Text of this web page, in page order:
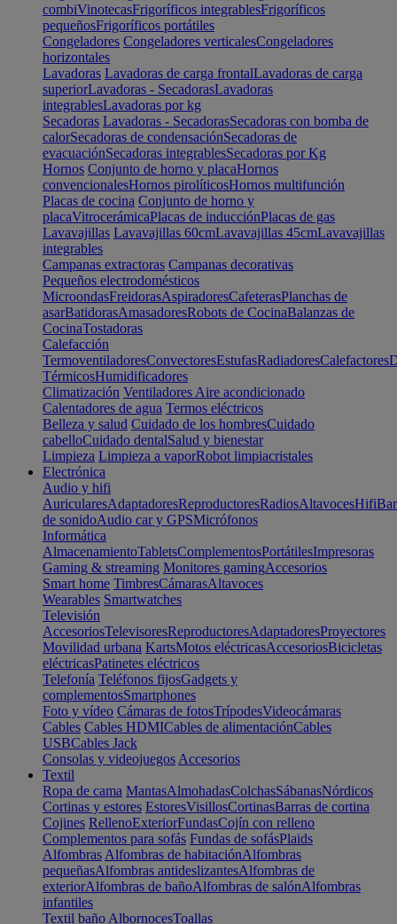
combiVinotecasFrigoríficos integrablesFrigoríficos
pequeñosFrigoríficos portátiles
Congeladores Congeladores verticalesCongeladores
horizontales
Lavadoras Lavadoras de carga frontalLavadoras de carga
superiorLavadoras - SecadorasLavadoras
integrablesLavadoras por kg
Secadoras Lavadoras - SecadorasSecadoras con bomba de
calorSecadoras de condensaciónSecadoras de
evacuaciónSecadoras integrablesSecadoras por Kg
Hornos Conjunto de horno y placaHornos
convencionalesHornos pirolíticosHornos multifunción
Placas de cocina Conjunto de horno y
placaVitrocerámicaPlacas de inducciónPlacas de gas
Lavavajillas Lavavajillas 60cmLavavajillas 45cmLavavajillas
integrables
Campanas extractoras Campanas decorativas
Pequeños electrodomésticos
MicroondasFreidorasAspiradoresCafeterasPlanchas de
asarBatidorasAmasadoresRobots de CocinaBalanzas de
CocinaTostadoras
Calefacción
TermoventiladoresConvectoresEstufasRadiadoresCalefactores
TérmicosHumidificadores
Climatización Ventiladores Aire acondicionado
Calentadores de agua Termos eléctricos
Belleza y salud Cuidado de los hombresCuidado
cabelloCuidado dentalSalud y bienestar
Limpieza Limpieza a vaporRobot limpiacristales
Electrónica
Audio y hifi
AuricularesAdaptadoresReproductoresRadiosAltavocesHifi
de sonidoAudio car y GPSMicrófonos
Informática
AlmacenamientoTabletsComplementosPortátilesImpresoras
Gaming & streaming Monitores gamingAccesorios
Smart home TimbresCámarasAltavoces
Wearables Smartwatches
Televisión
AccesoriosTelevisoresReproductoresAdaptadoresProyectores
Movilidad urbana KartsMotos eléctricasAccesoriosBicicletas
eléctricasPatinetes eléctricos
Telefonía Teléfonos fijosGadgets y
complementosSmartphones
Foto y vídeo Cámaras de fotosTrípodesVideocámaras
Cables Cables HDMICables de alimentaciónCables
USBCables Jack
Consolas y videojuegos Accesorios
Textil
Ropa de cama MantasAlmohadasColchasSábanasNórdicos
Cortinas y estores EstoresVisillosCortinasBarras de cortina
Cojines RellenoExteriorFundasCojín con relleno
Complementos para sofás Fundas de sofásPlaids
Alfombras Alfombras de habitaciónAlfombras
pequeñasAlfombras antideslizantesAlfombras de
exteriorAlfombras de bañoAlfombras de salónAlfombras
infantiles
Textil baño AlbornocesToallas